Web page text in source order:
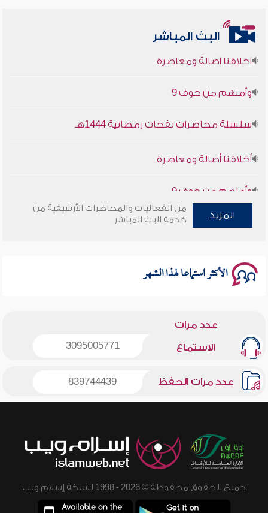
البث المباشر
أخلاقنا أصالة ومعاصرة
سلسلة محاضرات نفحات رمضانية 1444هـ
المزيد
من الفعاليات والمحاضرات الأرشيفية من
خدمة البث المباشر
الأكثر استماعا لهذا الشهر
عدد مرات
الاستماع 3095005771
عدد مرات الحفظ 839744439
جميع الحقوق محفوظة © 2026 - 1998 لشبكة إسلام ويب